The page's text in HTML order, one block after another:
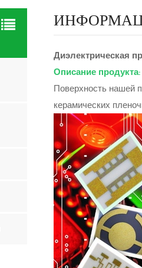
Диэлектрическая
Описание продукта:
Поверхность нашей
керамических